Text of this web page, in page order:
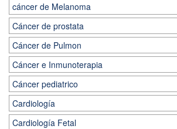
cáncer de Melanoma
Cáncer de prostata
Cáncer de Pulmon
Cáncer e Inmunoterapia
Cáncer pediatrico
Cardiología
Cardiología Fetal